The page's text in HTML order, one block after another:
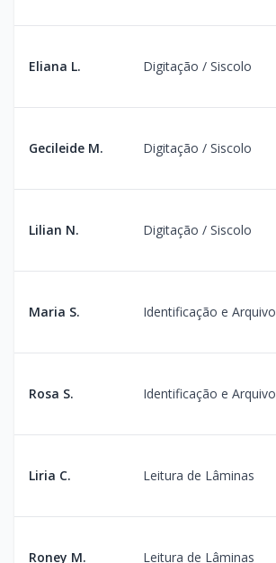
Eliana L. Digitação / Siscolo
Gecileide M. Digitação / Siscolo
Lilian N. Digitação / Siscolo
Maria S. Identificação e Arquivo
Rosa S. Identificação e Arquivo
Liria C. Leitura de Lâminas
Roney M. Leitura de Lâminas